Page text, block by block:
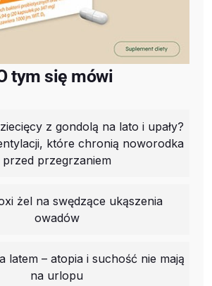
tym się mówi
z gondolą na lato i upały?
które chronią noworodka
przed przegrzaniem
żel na swędzące ukąszenia
owadów
latem – atopia i suchość nie mają
na urlopu